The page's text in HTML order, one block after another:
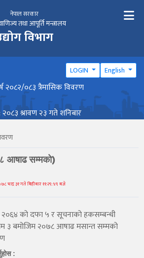
नेपाल सरकार
तथा आपूर्ति मन्त्रालय
विभाग
LOGIN English
२०८२/०८३ त्रैमासिक विवरण
२०८३ श्रावण २३ गते शनिबार
आषाढ सम्मको)
भाद्र ३१ गते बिहीबार ११:२९:४९ बजे
को दफा ५ र सूचनाको हकसम्बन्धी
३ बमोजिम २०७८ आषाढ मसान्त सम्मको
: